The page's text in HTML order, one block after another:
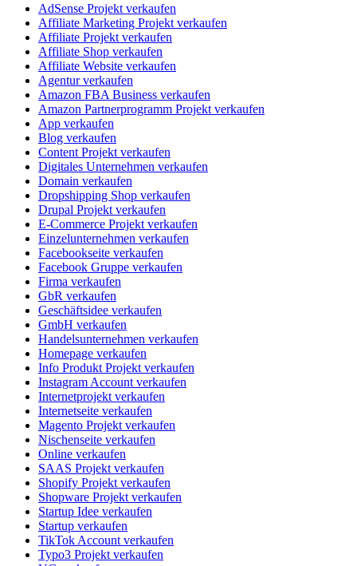
AdSense Projekt verkaufen
Affiliate Marketing Projekt verkaufen
Affiliate Projekt verkaufen
Affiliate Shop verkaufen
Affiliate Website verkaufen
Agentur verkaufen
Amazon FBA Business verkaufen
Amazon Partnerprogramm Projekt verkaufen
App verkaufen
Blog verkaufen
Content Projekt verkaufen
Digitales Unternehmen verkaufen
Domain verkaufen
Dropshipping Shop verkaufen
Drupal Projekt verkaufen
E-Commerce Projekt verkaufen
Einzelunternehmen verkaufen
Facebookseite verkaufen
Facebook Gruppe verkaufen
Firma verkaufen
GbR verkaufen
Geschäftsidee verkaufen
GmbH verkaufen
Handelsunternehmen verkaufen
Homepage verkaufen
Info Produkt Projekt verkaufen
Instagram Account verkaufen
Internetprojekt verkaufen
Internetseite verkaufen
Magento Projekt verkaufen
Nischenseite verkaufen
Online verkaufen
SAAS Projekt verkaufen
Shopify Projekt verkaufen
Shopware Projekt verkaufen
Startup Idee verkaufen
Startup verkaufen
TikTok Account verkaufen
Typo3 Projekt verkaufen